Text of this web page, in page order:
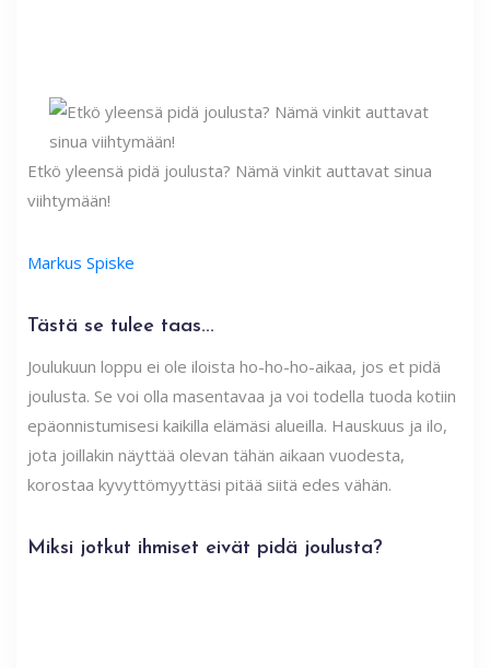
Etkö yleensä pidä joulusta? Nämä vinkit auttavat sinua
viihtymään!
Markus Spiske
Tästä se tulee taas...
Joulukuun loppu ei ole iloista ho-ho-ho-aikaa, jos et pidä
joulusta. Se voi olla masentavaa ja voi todella tuoda kotiin
epäonnistumisesi kaikilla elämäsi alueilla. Hauskuus ja ilo,
jota joillakin näyttää olevan tähän aikaan vuodesta,
korostaa kyvyttömyyttäsi pitää siitä edes vähän.
Miksi jotkut ihmiset eivät pidä joulusta?